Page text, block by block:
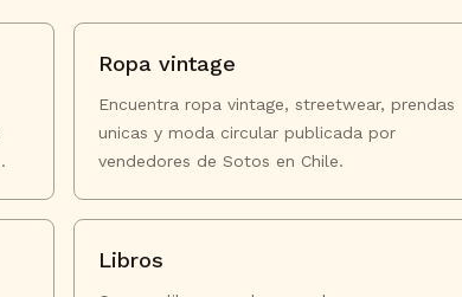
Ropa vintage
Encuentra ropa vintage, streetwear, prendas
unicas y moda circular publicada por
vendedores de Sotos en Chile.
Libros